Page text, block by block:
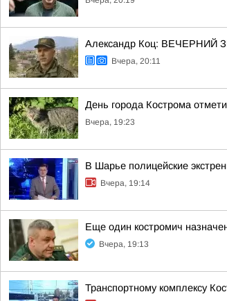
Александр Коц: ВЕЧЕРНИЙ
Вчера, 20:11
День города Кострома
Вчера, 19:23
В Шарье полицейские
Вчера, 19:14
Еще один костромич
Вчера, 19:13
Транспортному комплексу